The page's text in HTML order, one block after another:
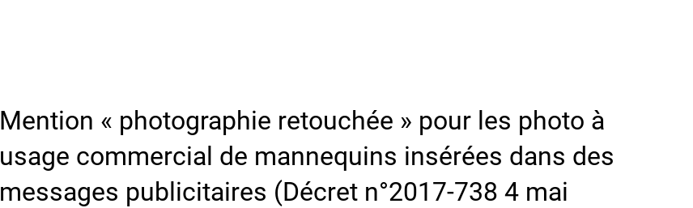
Mention « photographie retouchée » pour les photo à
usage commercial de mannequins insérées dans des
messages publicitaires (Décret n°2017-738 4 mai